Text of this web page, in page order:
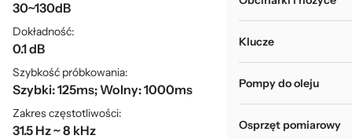
Klucze
Pompy do oleju
Osprzęt pomiarowy
30~130dB
Dokładność:
0.1 dB
Szybkość próbkowania:
Szybki: 125ms; Wolny: 1000ms
Zakres częstotliwości:
31.5 Hz ~ 8 kHz